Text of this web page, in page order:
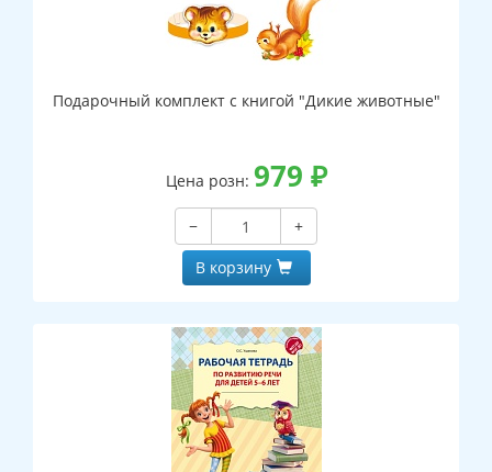
Подарочный комплект с книгой "Дикие животные"
Цена розн: 979 ₽
−
+
В корзину